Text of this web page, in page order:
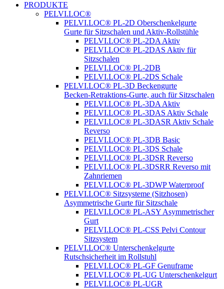
PRODUKTE
PELVI.LOC®
PELVI.LOC® PL-2D Oberschenkelgurte
Gurte für Sitzschalen und Aktiv-Rollstühle
PELVI.LOC® PL-2DA Aktiv
PELVI.LOC® PL-2DAS Aktiv für
Sitzschalen
PELVI.LOC® PL-2DB
PELVI.LOC® PL-2DS Schale
PELVI.LOC® PL-3D Beckengurte
Becken-Retraktions-Gurte, auch für Sitzschalen
PELVI.LOC® PL-3DA Aktiv
PELVI.LOC® PL-3DAS Aktiv Schale
PELVI.LOC® PL-3DASR Aktiv Schale
Reverso
PELVI.LOC® PL-3DB Basic
PELVI.LOC® PL-3DS Schale
PELVI.LOC® PL-3DSR Reverso
PELVI.LOC® PL-3DSRR Reverso mit
Zahnriemen
PELVI.LOC® PL-3DWP Waterproof
PELVI.LOC® Sitzsysteme (Sitzhosen)
Asymmetrische Gurte für Sitzschale
PELVI.LOC® PL-ASY Asymmetrischer
Gurt
PELVI.LOC® PL-CSS Pelvi Contour
Sitzsystem
PELVI.LOC® Unterschenkelgurte
Rutschsicherheit im Rollstuhl
PELVI.LOC® PL-GF Genuframe
PELVI.LOC® PL-UG Unterschenkelgurt
PELVI.LOC® PL-UGR